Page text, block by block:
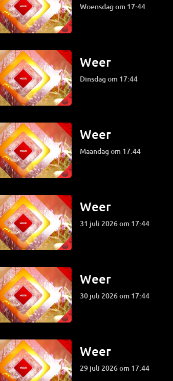
woensdag om 17:44
Weer
dinsdag om 17:44
Weer
maandag om 17:44
Weer
31 juli 2026 om 17:44
Weer
30 juli 2026 om 17:44
Weer
29 juli 2026 om 17:44